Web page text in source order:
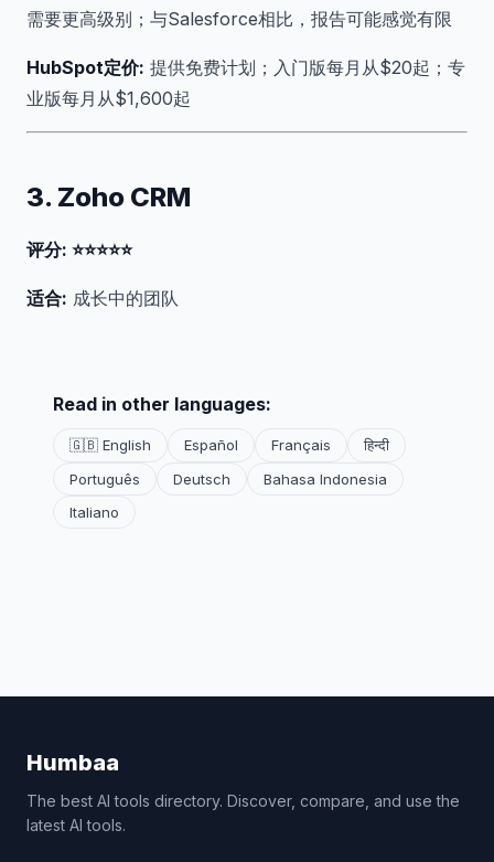
需要更高级别；与Salesforce相比，报告可能感觉有限
HubSpot定价: 提供免费计划；入门版每月从$20起；专
业版每月从$1,600起
3. Zoho CRM
评分: ⭐⭐⭐⭐⭐
适合: 成长中的团队
Read in other languages:
🇬🇧 English Español Français
हिन्दी
Português
Deutsch
Bahasa Indonesia
Italiano
Humbaa
The best AI tools directory. Discover, compare, and use the
latest AI tools.